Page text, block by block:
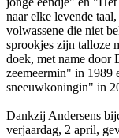
naar elke levende
volwassene die niet
sprookjes zijn talloze
doek, met name door
zeemeermin" in 1989
sneeuwkoningin" in
Dankzij Andersens
verjaardag, 2 april,